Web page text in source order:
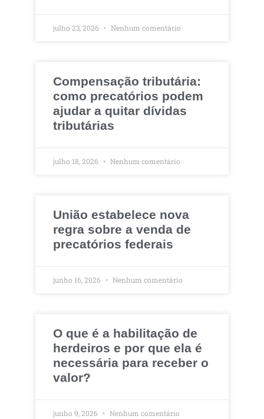
julho 23, 2026 Nenhum comentário
Compensação tributária:
como precatórios podem
ajudar a quitar dívidas
tributárias
julho 18, 2026 Nenhum comentário
União estabelece nova
regra sobre a venda de
precatórios federais
junho 16, 2026 Nenhum comentário
O que é a habilitação de
herdeiros e por que ela é
necessária para receber o
valor?
junho 9, 2026 Nenhum comentário